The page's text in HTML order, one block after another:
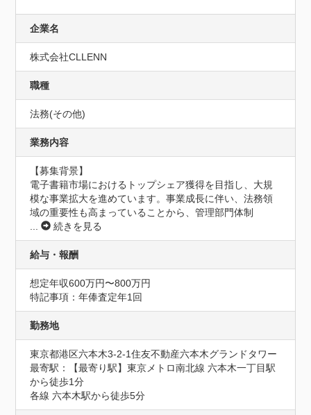
企業名
株式会社CLLENN
職種
法務(その他)
業務内容
【募集背景】
電子書籍市場におけるトップシェア獲得を目指し、大規
模な事業拡大を進めています。事業成長に伴い、法務領
域の重要性も高まっていることから、管理部門体制
...
続きを見る
給与・報酬
想定年収600万円〜800万円
特記事項：年俸査定年1回
勤務地
東京都港区六本木3-2-1住友不動産六本木グランドタワー
最寄駅：【最寄り駅】東京メトロ南北線 六本木一丁目駅
から徒歩1分
各線 六本木駅から徒歩5分